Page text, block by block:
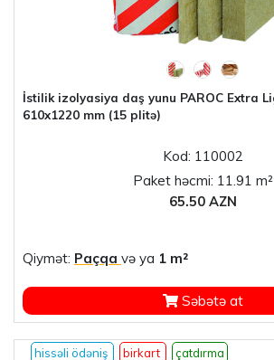
İstilik izolyasiya daş yunu PAROC Extra Light 50 mm
610x1220 mm (15 plitə)
Kod: 110002
Paket həcmi: 11.91 m²
65.50 AZN
Qiymət: Paçqa və ya 1 m²
Səbətə at
hissəli ödəniş birkart çatdırma